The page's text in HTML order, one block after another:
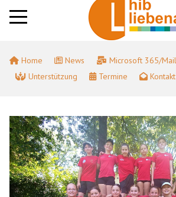
Home News Microsoft 365/Mail
Unterstützung
Termine Kontakt